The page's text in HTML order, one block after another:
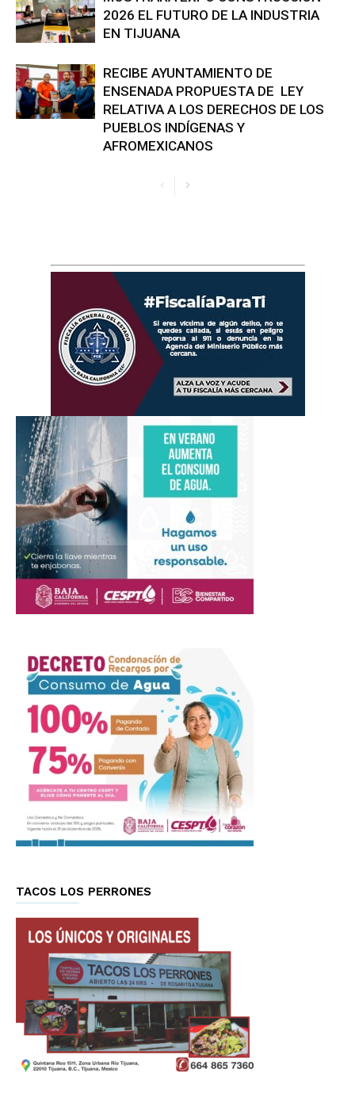
2026 EL FUTURO DE LA INDUSTRIA
EN TIJUANA
RECIBE AYUNTAMIENTO DE
ENSENADA PROPUESTA DE LEY
RELATIVA A LOS DERECHOS DE LOS
PUEBLOS INDÍGENAS Y
AFROMEXICANOS
TACOS LOS PERRONES